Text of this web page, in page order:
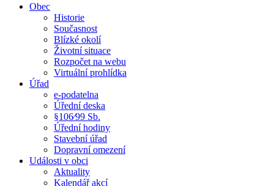
Obec
Historie
Současnost
Blízké okolí
Životní situace
Rozpočet na webu
Virtuální prohlídka
Úřad
e-podatelna
Úřední deska
§106⁄99 Sb.
Úřední hodiny
Stavební úřad
Dopravní omezení
Události v obci
Aktuality
Kalendář akcí